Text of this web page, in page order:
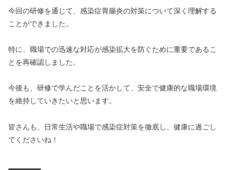
今回の研修を通じて、感染症胃腸炎の対策について深く理解する
ことができました。
特に、職場での迅速な対応が感染拡大を防ぐために重要であるこ
とを再確認しました。
今後も、研修で学んだことを活かして、安全で健康的な職場環境
を維持していきたいと思います。
皆さんも、日常生活や職場で感染症対策を徹底し、健康に過ごし
てくださいね！